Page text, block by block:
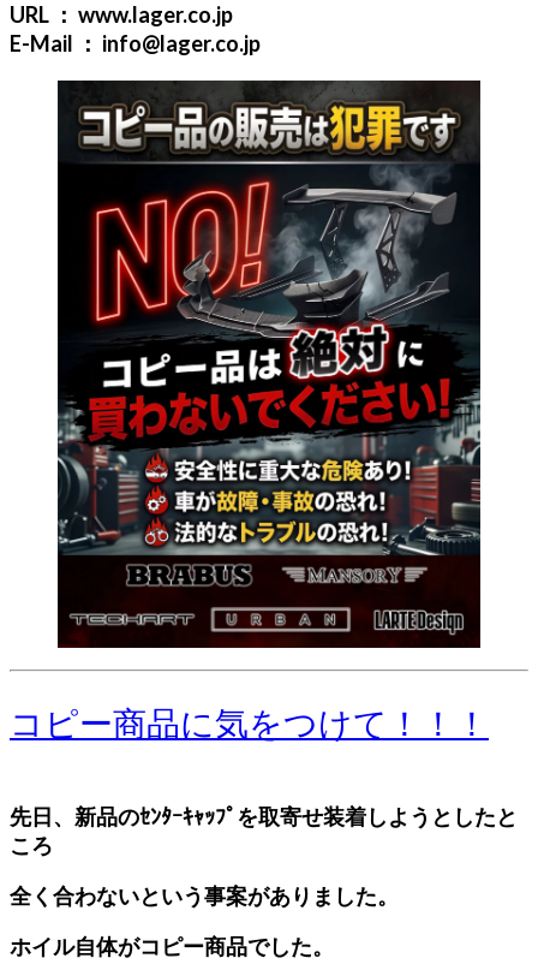
URL ： www.lager.co.jp
E-Mail ： info@lager.co.jp
コピー商品に気をつけて！！！
先日、新品のｾﾝﾀｰｷｬｯﾌﾟを取寄せ装着しようとしたと
ころ
全く合わないという事案がありました。
ホイル自体がコピー商品でした。